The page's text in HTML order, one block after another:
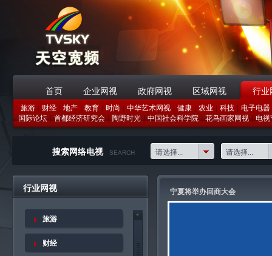
首页 企业网视 政府网视 区域网视 行业
战略合作伙伴
旅游 财经 地产 教育 时尚 中华艺术网视 健康 农业 科技
电子电器
国际论坛 | 首都经济研究会 | 陶野时光 | 中国社会科学院 | 花鸟画家网视 | 电视
搜索网络电视 SEARCH 请选择... 请选择...
行业网视
旅游
财经
宁夏将举办回商大会